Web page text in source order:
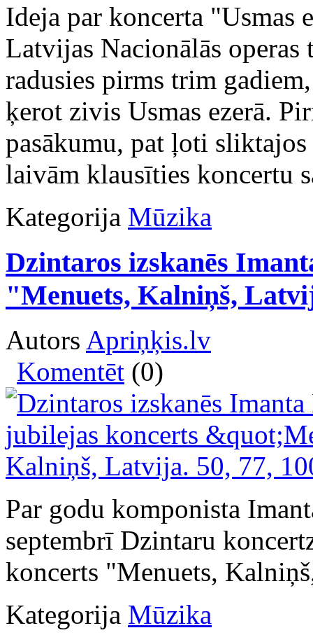
Ideja par koncerta "Usmas
Latvijas Nacionālās
radusies pirms trim
ķerot zivis Usmas ezerā.
pasākumu, pat ļoti sliktajos
laivām klausīties koncertu
Kategorija Mūzika
Dzintaros izskanēs
"Menuets, Kalniņš,
Autors Apriņķis.lv
Komentēt (0)
Par godu komponista
septembrī Dzintaru
koncerts "Menuets,
Kategorija Mūzika